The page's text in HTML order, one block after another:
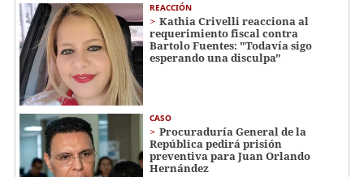
REACCIÓN
Kathia Crivelli reacciona al
requerimiento fiscal contra
Bartolo Fuentes: "Todavía sigo
esperando una disculpa"
CASO
Procuraduría General de la
República pedirá prisión
preventiva para Juan Orlando
Hernández